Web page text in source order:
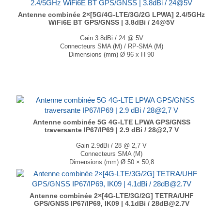
Antenne combinée 2×[5G/4G-LTE/3G/2G LPWA] 2.4/5GHz
WiFi6E BT GPS/GNSS | 3.8dBi / 24@5V
Gain 3.8dBi / 24 @ 5V
Connecteurs SMA (M) / RP-SMA (M)
Dimensions (mm) Ø 96 x H 90
Antenne combinée 5G 4G-LTE LPWA GPS/GNSS
traversante IP67/IP69 | 2.9 dBi / 28@2,7 V
Gain 2.9dBi / 28 @ 2,7 V
Connecteurs SMA (M)
Dimensions (mm) Ø 50 × 50,8
T° de fonctionnement -40°C à +85°C
...
Antenne combinée 2×[4G-LTE/3G/2G] TETRA/UHF
GPS/GNSS IP67/IP69, IK09 | 4.1dBi / 28dB@2.7V